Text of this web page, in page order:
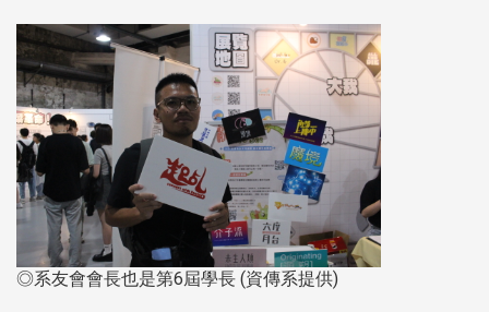
◎系友會會長也是第6屆學長 (資傳系提供)